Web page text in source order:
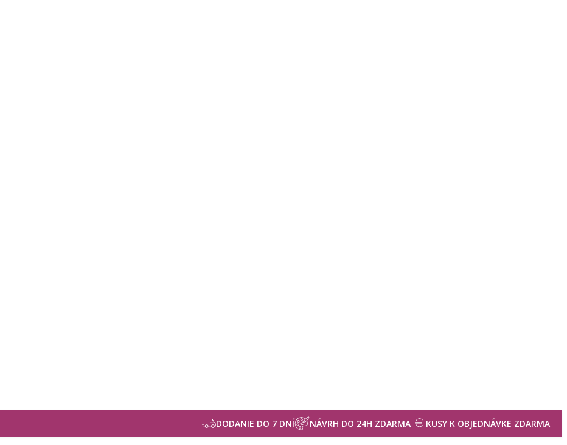
DODANIE DO 7 DNÍ NÁVRH DO 24H ZDARMA KUSY K OBJEDNÁVKE ZDARMA